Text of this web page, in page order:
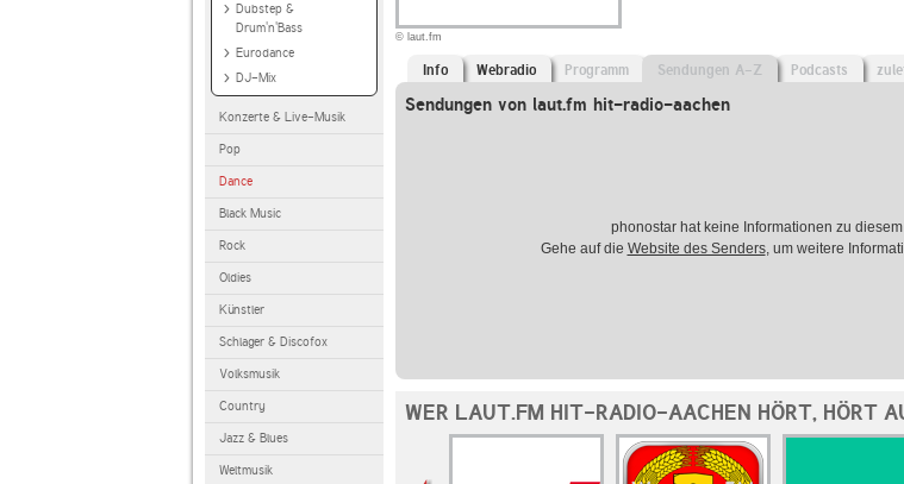
Dubstep &
Drum'n'Bass
Eurodance
DJ-Mix
Konzerte & Live-Musik
Pop
Dance
Black Music
Rock
Oldies
Künstler
Schlager & Discofox
Volksmusik
Country
Jazz & Blues
Weltmusik
© laut.fm
Info Webradio Programm Sendungen A-Z Podcasts
Sendungen von laut.fm hit-radio-aachen
phonostar hat keine Informationen zu
Gehe auf die Website des Senders, um weitere
WER LAUT.FM HIT-RADIO-AACHEN HÖRT, HÖRT